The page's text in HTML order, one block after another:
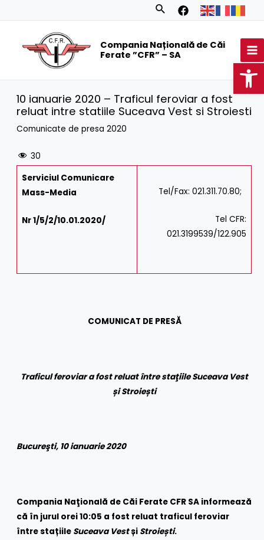
Search
Compania Națională de Căi
Ferate ”CFR” – SA
10 ianuarie 2020 – Traficul feroviar a fost
reluat intre statiile Suceava Vest si Stroiesti
Comunicate de presa 2020
30
Serviciul Comunicare
Mass-Media
Nr 1/5/2/10.01.2020/
Tel/Fax: 021.311.70.80;
Tel CFR:
021.3199539/122.905
COMUNICAT DE PRESĂ
Traficul feroviar a fost reluat între staţiile Suceava Vest
și Stroiești
Bucureşti, 10 ianuarie 2020
Compania Naţională de Căi Ferate CFR SA informează
că în jurul orei 10:05 a fost reluat traficul feroviar
între stațiile Suceava Vestși Stroiești.